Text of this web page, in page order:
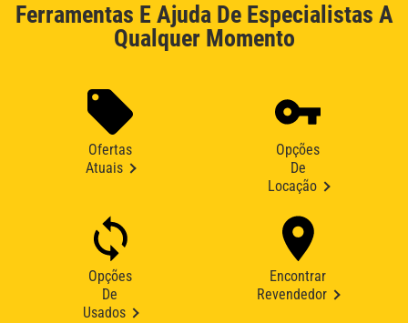
Ferramentas E Ajuda De Especialistas A
Qualquer Momento
Ofertas
Atuais
Opções
De
Locação
Opções
De
Usados
Encontrar
Revendedor